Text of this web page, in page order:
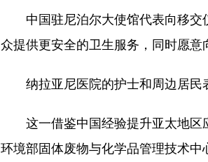
中国驻尼泊尔大使馆代表向移交
众提供更安全的卫生服务，同时愿意
纳拉亚尼医院的护士和周边居民
这一借鉴中国经验提升亚太地区
环境部固体废物与化学品管理技术